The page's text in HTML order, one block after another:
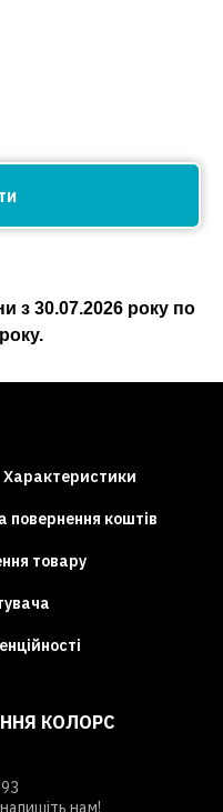
з 30.07.2026року по
року.
Характеристики
повернення коштів
товару
КОЛОРС
нам!